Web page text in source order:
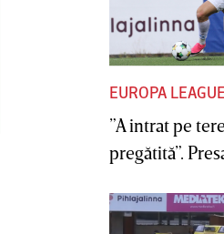
EUROPA LEAGUE
”A intrat pe
pregătită”.